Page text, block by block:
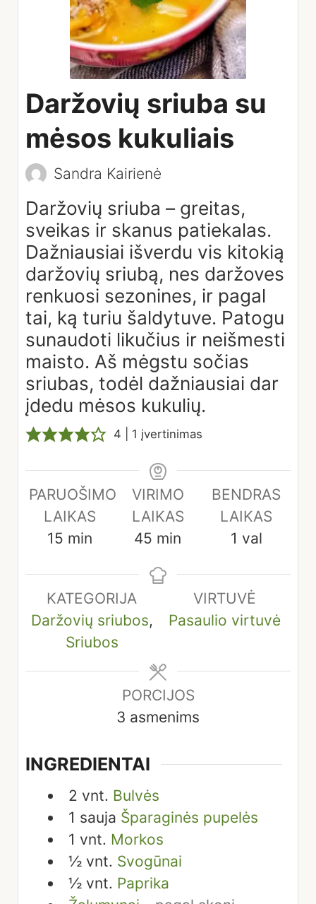
Daržovių sriuba su
mėsos kukuliais
Sandra Kairienė
Daržovių sriuba – greitas,
sveikas ir skanus patiekalas.
Dažniausiai išverdu vis kitokią
daržovių sriubą, nes daržoves
renkuosi sezonines, ir pagal
tai, ką turiu šaldytuve. Patogu
sunaudoti likučius ir neišmesti
maisto. Aš mėgstu sočias
sriubas, todėl dažniausiai dar
įdedu mėsos kukulių.
4 | 1 įvertinimas
PARUOŠIMO
LAIKAS
15minutes
min
VIRIMO
LAIKAS
45 minutes
min
BENDRAS
LAIKAS
1 hour
val
KATEGORIJA
Daržovių sriubos,
Sriubos
VIRTUVĖ
Pasaulio virtuvė
PORCIJOS
3 asmenims
INGREDIENTAI
2 vnt. Bulvės
1 sauja Šparaginės pupelės
1 vnt. Morkos
½ vnt. Svogūnai
½ vnt. Paprika